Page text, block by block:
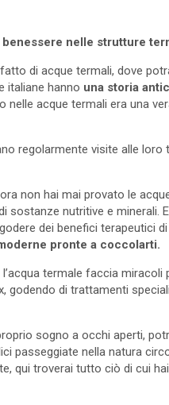
nelle strutture
di acque termali, dove
italiane hanno una storia
nelle acque termali era una
regolarmente visite alle loro
non hai mai provato le
nutritive e minerali.
dei benefici terapeutici
pronte a coccolarti.
termale faccia miracoli
godendo di trattamenti
sogno a occhi aperti,
passeggiate nella natura
qui troverai tutto ciò di cui